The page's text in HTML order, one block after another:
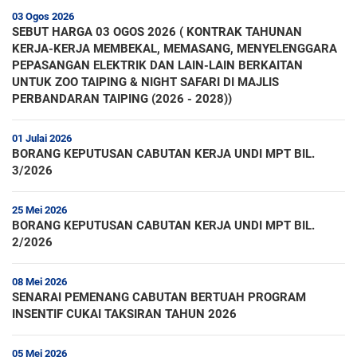
03 Ogos 2026
SEBUT HARGA 03 OGOS 2026 ( KONTRAK TAHUNAN
KERJA-KERJA MEMBEKAL, MEMASANG, MENYELENGGARA
PEPASANGAN ELEKTRIK DAN LAIN-LAIN BERKAITAN
UNTUK ZOO TAIPING & NIGHT SAFARI DI MAJLIS
PERBANDARAN TAIPING (2026 - 2028))
01 Julai 2026
BORANG KEPUTUSAN CABUTAN KERJA UNDI MPT BIL.
3/2026
25 Mei 2026
BORANG KEPUTUSAN CABUTAN KERJA UNDI MPT BIL.
2/2026
08 Mei 2026
SENARAI PEMENANG CABUTAN BERTUAH PROGRAM
INSENTIF CUKAI TAKSIRAN TAHUN 2026
05 Mei 2026